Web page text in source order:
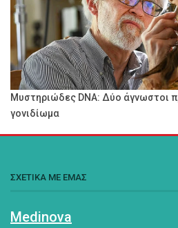
Μυστηριώδες DNA: Δύο άγνωστοι
γονιδίωμα
ΣΧΕΤΙΚΑ ΜΕ ΕΜΑΣ
Medinova